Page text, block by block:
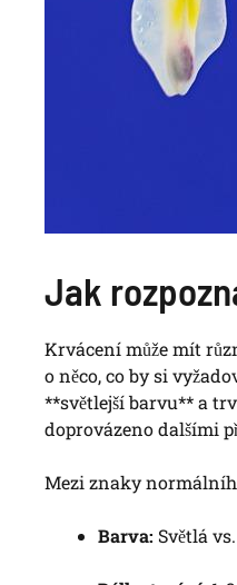
Jak
Krvácení může mít
o něco, co by si
**světlejší barvu** a
doprovázeno dalšími
Mezi znaky
Barva: Světlá